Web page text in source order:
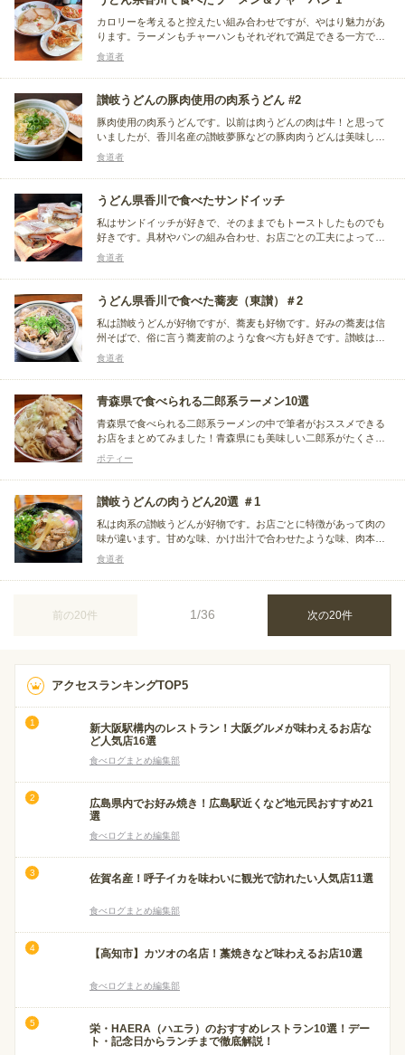
カロリーを考えると控えたい組み合わせですが、やはり魅力があ
ります。ラーメンもチャーハンもそれぞれで満足できる一方で、
この組み合わせだからこそより美味しく感じる時があります。う
まく組み合わされば、ラーメンのスープはチャーハンのスープ代
わりになり、具はおかずになります。
食道者
讃岐うどんの豚肉使用の肉系うどん #2
豚肉使用の肉系うどんです。以前は肉うどんの肉は牛！と思って
いましたが、香川名産の讃岐夢豚などの豚肉肉うどんは美味しい
です。讃岐夢豚に限らず、豚肉使用の肉うどん＆肉ぶっかけ冷の
まとめと言うよりも記録です。
食道者
うどん県香川で食べたサンドイッチ
私はサンドイッチが好きで、そのままでもトーストしたものでも
好きです。具材やパンの組み合わせ、お店ごとの工夫によって印
象が大きく変わる料理だと思います。うどん県香川にあるお店で
いただいたサンドイッチを、まとめというよりも記録として残し
ています。
食道者
うどん県香川で食べた蕎麦（東讃）＃2
私は讃岐うどんが好物ですが、蕎麦も好物です。好みの蕎麦は信
州そばで、俗に言う蕎麦前のような食べ方も好きです。讃岐はう
どん県なので、好きな讃岐うどんを日常的に食べていますが、た
まに蕎麦が食べたくなり足を運びます。香川県下で食べた蕎麦の
まとめというよりも、これまでに食べた記録として残していま
す。
食道者
青森県で食べられる二郎系ラーメン10選
青森県で食べられる二郎系ラーメンの中で筆者がおススメできる
お店をまとめてみました！青森県にも美味しい二郎系がたくさん
ありますよ☆参考になれば嬉しいです！（2026年3月更新）
ポティー
讃岐うどんの肉うどん20選 ＃1
私は肉系の讃岐うどんが好物です。お店ごとに特徴があって肉の
味が違います。甘めな味、かけ出汁で合わせたような味、肉本来
の味などがあります。玉スラ、わかめ、こんにゃくなど、肉と一
緒に入る具材も様々です。好物の讃岐うどんの肉うどん。特に寒
い時季には食べたくなる讃岐うどんの種類です。
食道者
前の20件 1/36 次の20件
アクセスランキングTOP5
新大阪駅構内のレストラン！大阪グルメが味わえるお店な
ど人気店16選
食べログまとめ編集部
広島県内でお好み焼き！広島駅近くなど地元民おすすめ21
選
食べログまとめ編集部
佐賀名産！呼子イカを味わいに観光で訪れたい人気店11選
食べログまとめ編集部
【高知市】カツオの名店！藁焼きなど味わえるお店10選
食べログまとめ編集部
栄・HAERA（ハエラ）のおすすめレストラン10選！デー
ト・記念日からランチまで徹底解説！